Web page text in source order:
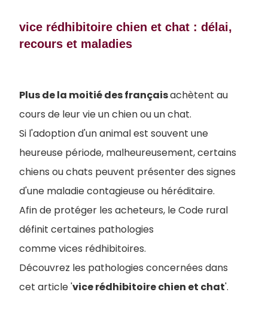
vice rédhibitoire chien et chat : délai,
recours et maladies
Plus de la moitié des françaisachètent au
cours de leur vie un chien ou un chat.
Si l'adoption d'un animal est souvent une
heureuse période, malheureusement, certains
chiens ou chats peuvent présenter des signes
d'une maladie contagieuse ou héréditaire.
Afin de protéger les acheteurs, le Code rural
définit certaines pathologies
comme vices rédhibitoires.
Découvrez les pathologies concernées dans
cet article 'vice rédhibitoire chien et chat'.